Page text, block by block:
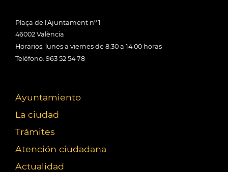
Plaça de l'Ajuntament nº 1
46002 València
Horarios: lunes a viernes de 8:30 a 14:00 horas
Teléfono: 963 52 54 78
Ayuntamiento
La ciudad
Trámites
Atención ciudadana
Actualidad